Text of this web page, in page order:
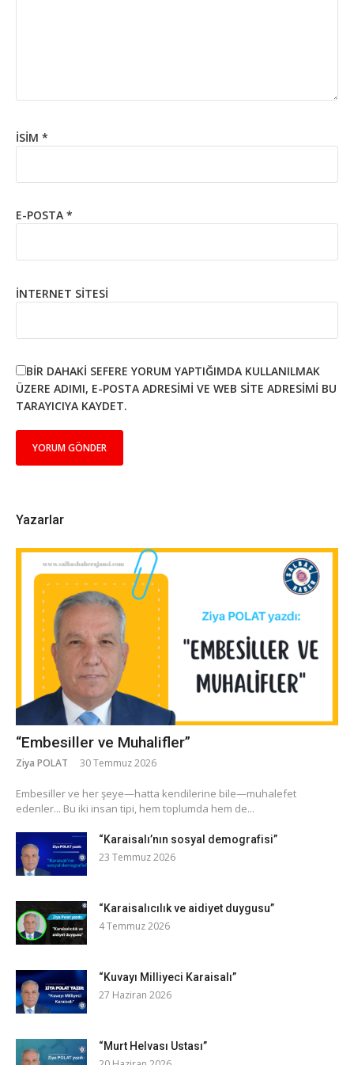
İSIM *
E-POSTA *
İNTERNET SITESI
BIR DAHAKI SEFERE YORUM YAPTIĞIMDA KULLANILMAK
ÜZERE ADIMI, E-POSTA ADRESIMI VE WEB SITE ADRESIMI BU
TARAYICIYA KAYDET.
Yazarlar
“Embesiller ve Muhalifler”
Ziya POLAT 30 Temmuz 2026
​Embesiller ve her şeye—hatta kendilerine bile—muhalefet
edenler... Bu iki insan tipi, hem toplumda hem de...
“Karaisalı’nın sosyal demografisi”
23 Temmuz 2026
“Karaisalıcılık ve aidiyet duygusu”
4 Temmuz 2026
“Kuvayı Milliyeci Karaisalı”
27 Haziran 2026
“Murt Helvası Ustası”